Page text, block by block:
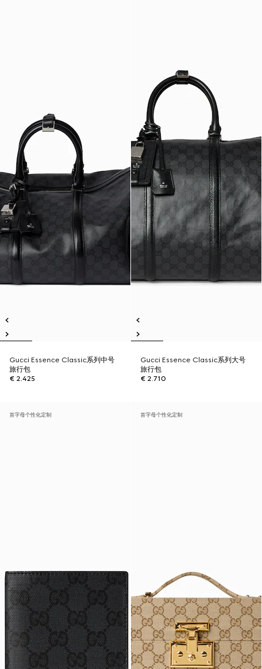
Gucci Essence Classic系列中号
旅行包
€ 2.425
Gucci Essence Classic系列大号
旅行包
€ 2.710
首字母个性化定制 首字母个性化定制